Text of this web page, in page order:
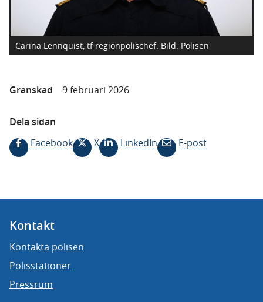
Carina Lennquist, tf regionpolischef. Bild: Polisen
Granskad 9 februari 2026
Dela sidan
Facebook
X LinkedIn E-post
Kontakt
Kontakta polisen
Polisstationer
Pressrum